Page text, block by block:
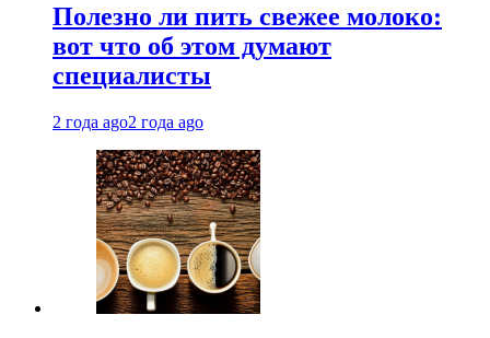
Полезно ли пить свежее молоко:
вот что об этом думают
специалисты
2 года ago2 года ago